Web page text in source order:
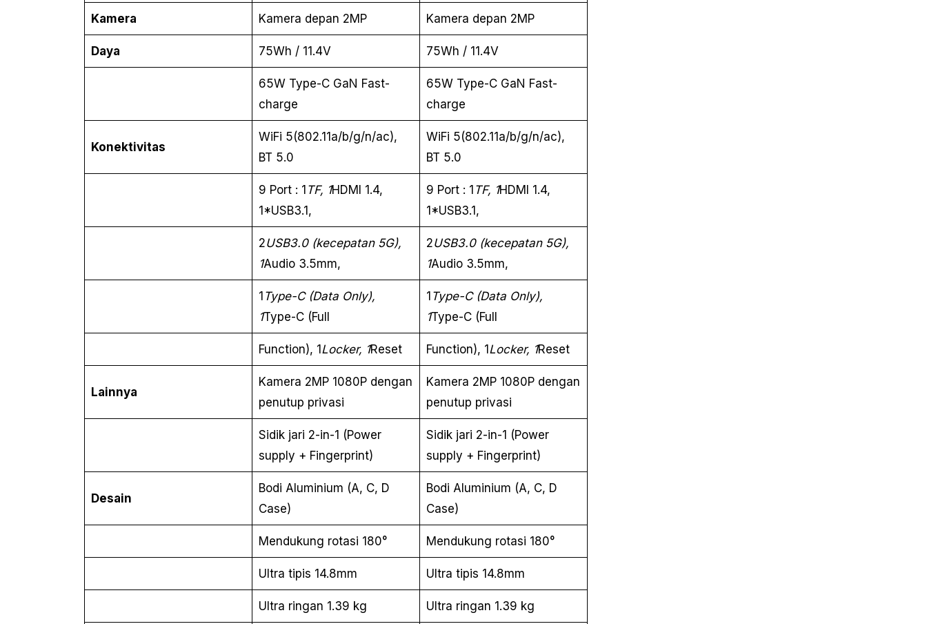
Kamera Kamera depan 2MP Kamera depan 2MP
Daya 75Wh / 11.4V 75Wh / 11.4V
65W Type-C GaN Fast-
charge
65W Type-C GaN Fast-
charge
Konektivitas
WiFi 5(802.11a/b/g/n/ac),
BT 5.0
WiFi 5(802.11a/b/g/n/ac),
BT 5.0
9 Port : 1 TF, 1HDMI 1.4,
1*USB3.1,
9 Port : 1 TF, 1HDMI 1.4,
1*USB3.1,
2USB3.0 (kecepatan 5G),
1Audio 3.5mm,
2USB3.0 (kecepatan 5G),
1Audio 3.5mm,
1 Type-C (Data Only),
1Type-C (Full
1 Type-C (Data Only),
1Type-C (Full
Function), 1 Locker, 1Reset Function), 1 Locker, 1Reset
Lainnya
Kamera 2MP 1080P dengan
penutup privasi
Kamera 2MP 1080P dengan
penutup privasi
Sidik jari 2-in-1 (Power
supply + Fingerprint)
Sidik jari 2-in-1 (Power
supply + Fingerprint)
Desain
Bodi Aluminium (A, C, D
Case)
Bodi Aluminium (A, C, D
Case)
Mendukung rotasi 180° Mendukung rotasi 180°
Ultra tipis 14.8mm Ultra tipis 14.8mm
Ultra ringan 1.39 kg Ultra ringan 1.39 kg